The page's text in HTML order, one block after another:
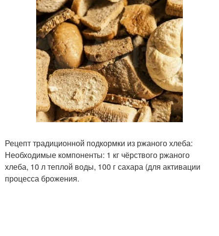
Рецепт традиционной подкормки из ржаного хлеба:
Необходимые компоненты: 1 кг чёрствого ржаного
хлеба, 10 л теплой воды, 100 г сахара (для активации
процесса брожения.